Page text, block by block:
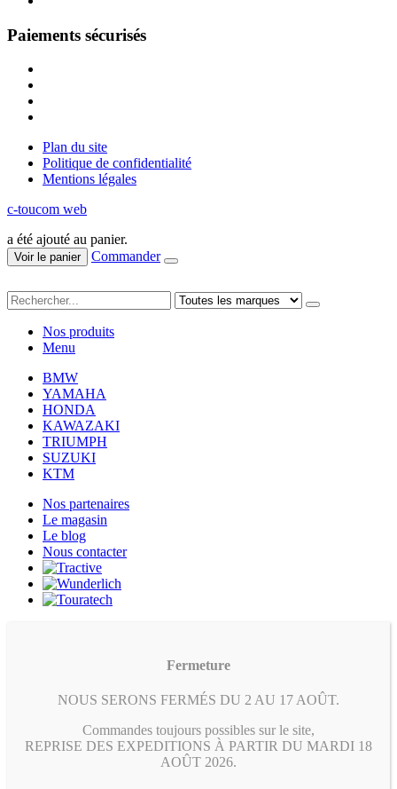
Paiements sécurisés
Plan du site
Politique de confidentialité
Mentions légales
c-toucom web
a été ajouté au panier.
Voir le panier Commander
Nos produits
Menu
BMW
YAMAHA
HONDA
KAWAZAKI
TRIUMPH
SUZUKI
KTM
Nos partenaires
Le magasin
Le blog
Nous contacter
Fermeture
NOUS SERONS FERMÉS DU 2 AU 17 AOÛT.
Commandes toujours possibles sur le site,
REPRISE DES EXPEDITIONS À PARTIR DU MARDI 18
AOÛT 2026.